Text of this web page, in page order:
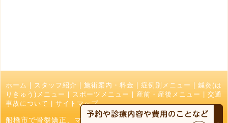
ホーム スタッフ紹介 施術案内・料金 症例別メニュー
鍼灸(は
りきゅう)メニュー
スポーツメニュー 産前・産後メニュー
交通
事故について
サイトマップ
船橋市で骨盤矯正、マッサージ、接骨院でお探しの方はなかお